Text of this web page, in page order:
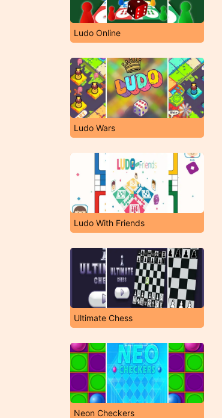
Ludo Online
Ludo Wars
Ludo With Friends
Ultimate Chess
Neon Checkers